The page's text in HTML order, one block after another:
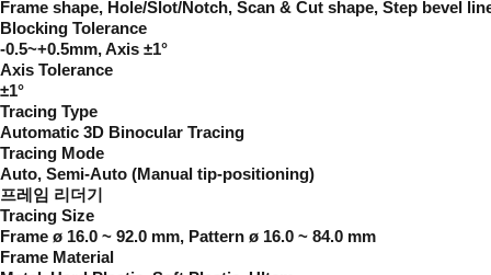
Frame shape, Hole/Slot/Notch, Scan & Cut shape, Step bevel
Blocking Tolerance
-0.5~+0.5mm, Axis ±1°
Axis Tolerance
±1°
Tracing Type
Automatic 3D Binocular Tracing
Tracing Mode
Auto, Semi-Auto (Manual tip-positioning)
프레임 리더기
Tracing Size
Frame ø 16.0 ~ 92.0 mm, Pattern ø 16.0 ~ 84.0 mm
Frame Material